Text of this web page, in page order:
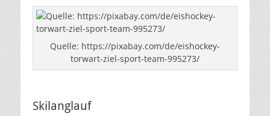
Quelle: https://pixabay.com/de/eishockey-
torwart-ziel-sport-team-995273/
Skilanglauf